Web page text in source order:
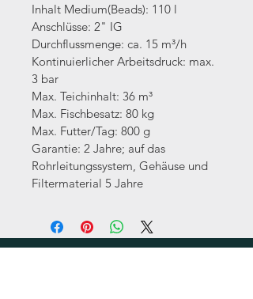
Inhalt Medium(Beads): 110 l
Anschlüsse: 2" IG
Durchflussmenge: ca. 15 m³/h
Kontinuierlicher Arbeitsdruck: max.
3 bar
Max. Teichinhalt: 36 m³
Max. Fischbesatz: 80 kg
Max. Futter/Tag: 800 g
Garantie: 2 Jahre; auf das
Rohrleitungssystem, Gehäuse und
Filtermaterial 5 Jahre